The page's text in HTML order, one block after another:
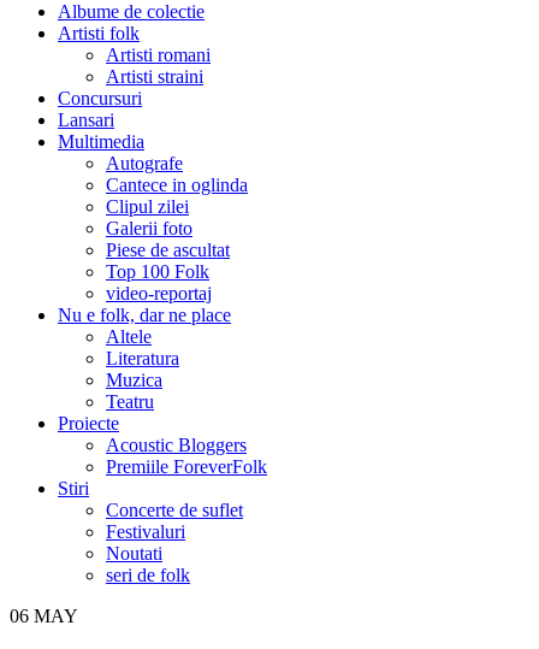
Albume de colectie
Artisti folk
Artisti romani
Artisti straini
Concursuri
Lansari
Multimedia
Autografe
Cantece in oglinda
Clipul zilei
Galerii foto
Piese de ascultat
Top 100 Folk
video-reportaj
Nu e folk, dar ne place
Altele
Literatura
Muzica
Teatru
Proiecte
Acoustic Bloggers
Premiile ForeverFolk
Stiri
Concerte de suflet
Festivaluri
Noutati
seri de folk
06 MAY